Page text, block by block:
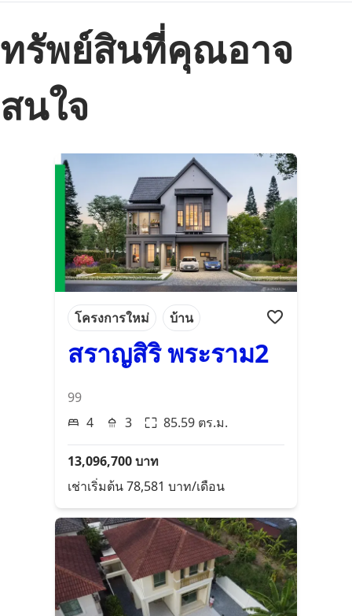
ทรัพย์สินที่คุณอาจ
สนใจ
โครงการใหม่ บ้าน
สราญสิริ พระราม2
99
4
3 85.59 ตร.ม.
13,096,700บาท
เช่าเริ่มต้น78,581 บาท/เดือน